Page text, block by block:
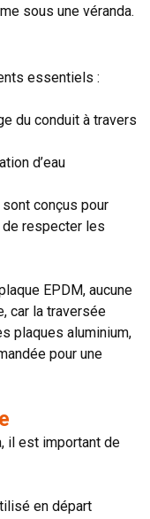
sous une véranda.
essentiels :
du conduit à travers
d’eau
conçus pour
respecter les
EPDM, aucune
car la traversée
plaques aluminium,
pour une
il est important de
en départ